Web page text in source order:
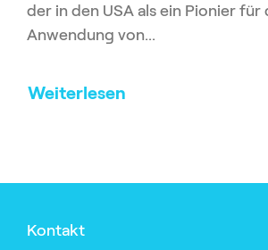
der in den USA als ein Pionier für
Anwendung von...
Weiterlesen
Kontakt